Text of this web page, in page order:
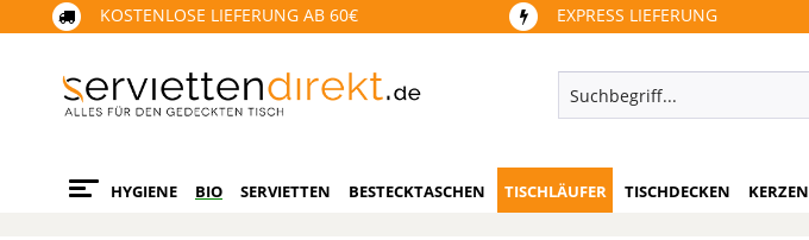
KOSTENLOSE LIEFERUNG AB 60€ EXPRESS LIEFERUNG
HYGIENE BIO SERVIETTEN BESTECKTASCHEN TISCHLÄUFER TISCHDECKEN KERZEN